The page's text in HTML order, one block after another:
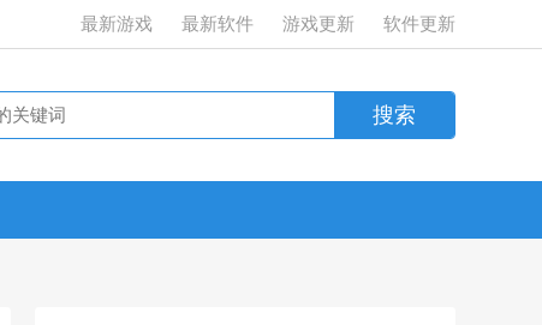
最新游戏 最新软件 游戏更新 软件更新